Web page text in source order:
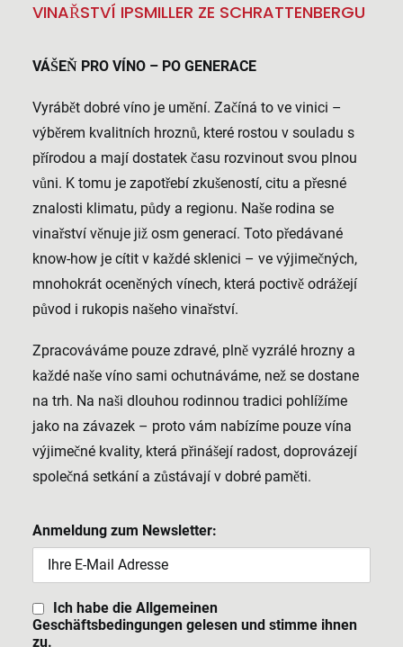
VINAŘSTVÍ IPSMILLER ZE SCHRATTENBERGU
VÁŠEŇ PRO VÍNO – PO GENERACE
Vyrábět dobré víno je umění. Začíná to ve vinici –
výběrem kvalitních hroznů, které rostou v souladu s
přírodou a mají dostatek času rozvinout svou plnou
vůni. K tomu je zapotřebí zkušeností, citu a přesné
znalosti klimatu, půdy a regionu. Naše rodina se
vinařství věnuje již osm generací. Toto předávané
know-how je cítit v každé sklenici – ve výjimečných,
mnohokrát oceněných vínech, která poctivě odrážejí
původ i rukopis našeho vinařství.
Zpracováváme pouze zdravé, plně vyzrálé hrozny a
každé naše víno sami ochutnáváme, než se dostane
na trh. Na naši dlouhou rodinnou tradici pohlížíme
jako na závazek – proto vám nabízíme pouze vína
výjimečné kvality, která přinášejí radost, doprovázejí
společná setkání a zůstávají v dobré paměti.
Anmeldung zum Newsletter:
Ich habe die Allgemeinen
Geschäftsbedingungen gelesen und stimme ihnen
zu.